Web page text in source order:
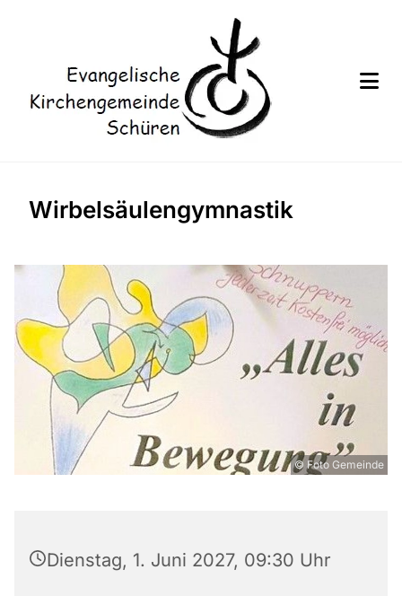
Wirbelsäulengymnastik
© Foto Gemeinde
Dienstag, 1. Juni 2027, 09:30 Uhr